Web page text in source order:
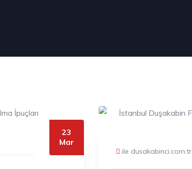
23
Mar
ile dusakabinci.com.tr